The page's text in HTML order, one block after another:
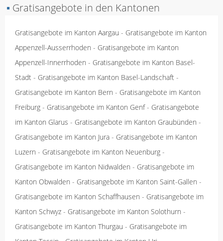
▪ Gratisangebote in den Kantonen
Gratisangebote im Kanton Aargau - Gratisangebote im Kanton
Appenzell-Ausserrhoden - Gratisangebote im Kanton
Appenzell-Innerrhoden - Gratisangebote im Kanton Basel-
Stadt - Gratisangebote im Kanton Basel-Landschaft -
Gratisangebote im Kanton Bern - Gratisangebote im Kanton
Freiburg - Gratisangebote im Kanton Genf- Gratisangebote
im Kanton Glarus - Gratisangebote im Kanton Graubünden -
Gratisangebote im Kanton Jura - Gratisangebote im Kanton
Luzern - Gratisangebote im Kanton Neuenburg -
Gratisangebote im Kanton Nidwalden - Gratisangebote im
Kanton Obwalden - Gratisangebote im Kanton Saint-Gallen -
Gratisangebote im Kanton Schaffhausen - Gratisangebote im
Kanton Schwyz - Gratisangebote im Kanton Solothurn -
Gratisangebote im Kanton Thurgau - Gratisangebote im